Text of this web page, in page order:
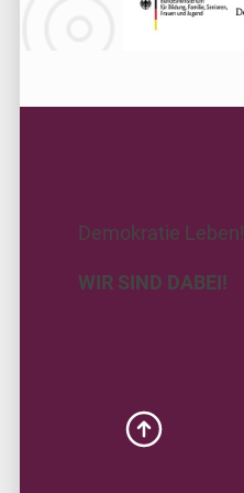
Demokratie Leben!
WIR SIND DABEI!